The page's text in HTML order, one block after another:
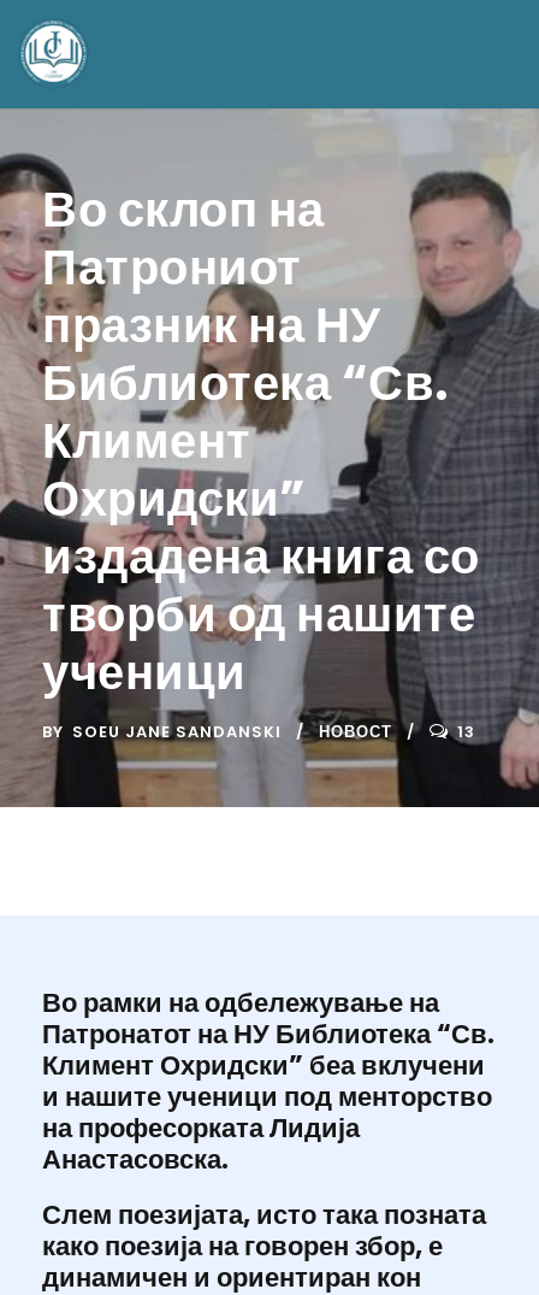
Во склоп на
Патрониот
празник на НУ
Библиотека “Св.
Климент
Охридски”
издадена книга со
творби од нашите
ученици
BY SOEU JANE SANDANSKI НОВОСТ 13
Во рамки на одбележување на
Патронатот на НУ Библиотека “Св.
Климент Охридски” беа вклучени
и нашите ученици под менторство
на професорката Лидија
Анастасовска.
Слем поезијата, исто така позната
како поезија на говорен збор, е
динамичен и ориентиран кон